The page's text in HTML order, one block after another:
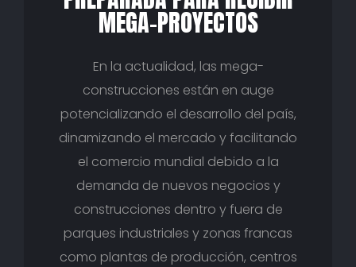
MEGA-PROYECTOS
En la actualidad, las mega-
construcciones están en auge
potencializando el desarrollo del país,
dinamizando el mercado y facilitando
el comercio mundial debido a la
demanda de nuevos negocios y
construcciones dentro y fuera de
parques industriales y zonas francas
como plantas de producción, centros